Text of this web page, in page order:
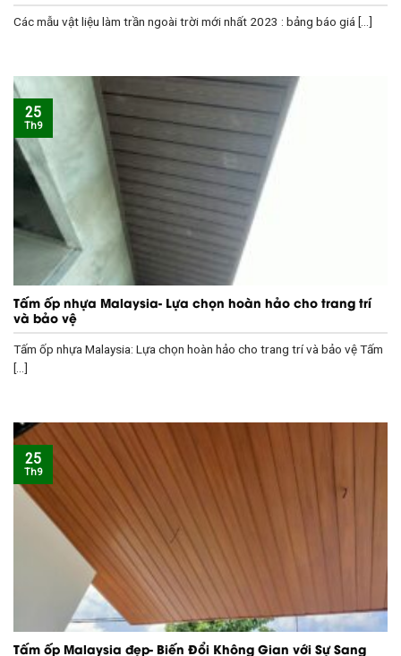
Các mẫu vật liệu làm trần ngoài trời mới nhất 2023 : bảng báo giá [...]
Tấm ốp nhựa Malaysia- Lựa chọn hoàn hảo cho trang trí
và bảo vệ
Tấm ốp nhựa Malaysia: Lựa chọn hoàn hảo cho trang trí và bảo vệ Tấm
[...]
25
Th9
Tấm ốp Malaysia đẹp- Biến Đổi Không Gian với Sự Sang
25
Th9